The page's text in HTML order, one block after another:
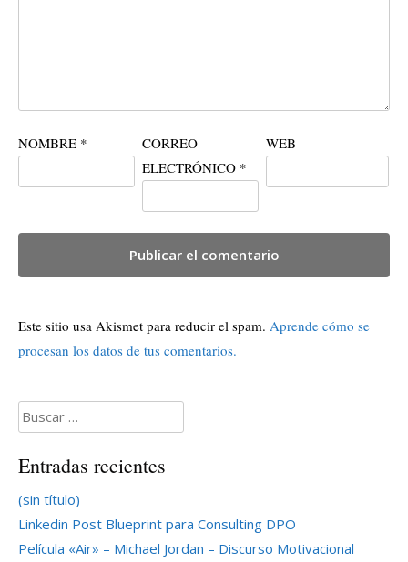
NOMBRE *
CORREO
ELECTRÓNICO *
WEB
Este sitio usa Akismet para reducir el spam. Aprende cómo se
procesan los datos de tus comentarios.
Buscar:
Entradas recientes
(sin título)
Linkedin Post Blueprint para Consulting DPO
Película «Air» – Michael Jordan – Discurso Motivacional